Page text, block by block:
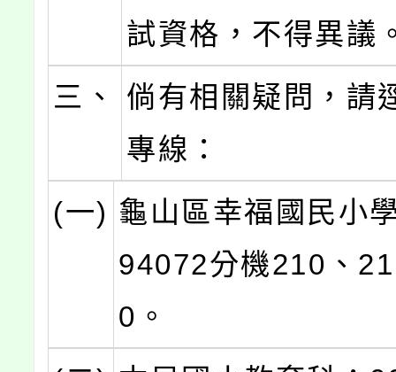
試資格，不得異議
三、
倘有相關疑問，請
專線：
(一) 龜山區幸福國民小
94072分機210、
0。